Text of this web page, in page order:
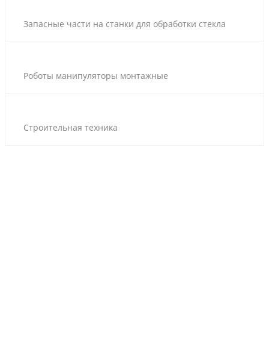
Запасные части на станки для обработки стекла
Роботы манипуляторы монтажные
Строительная техника